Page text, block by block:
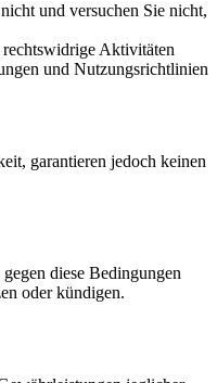
und versuchen Sie nicht,
Aktivitäten
und Nutzungsrichtlinien
garantieren jedoch keinen
diese Bedingungen
oder kündigen.